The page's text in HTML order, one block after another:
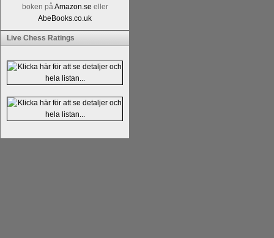
boken påAmazon.se eller
AbeBooks.co.uk
Live Chess Ratings